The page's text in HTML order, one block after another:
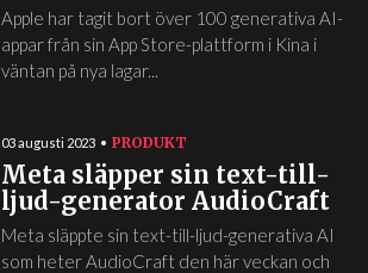
Apple har tagit bort över 100 generativa AI-
appar från sin App Store-plattform i Kina i
väntan på nya lagar...
03 augusti 2023 PRODUKT
Meta släpper sin text-till-
ljud-generator AudioCraft
Meta släppte sin text-till-ljud-generativa AI
som heter AudioCraft den här veckan och